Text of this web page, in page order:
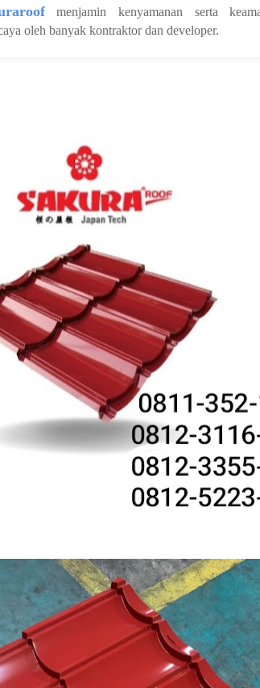
menjamin kenyamanan serta
oleh banyak kontraktor dan developer.